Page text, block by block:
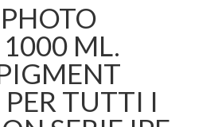
ML.
TUTTI I